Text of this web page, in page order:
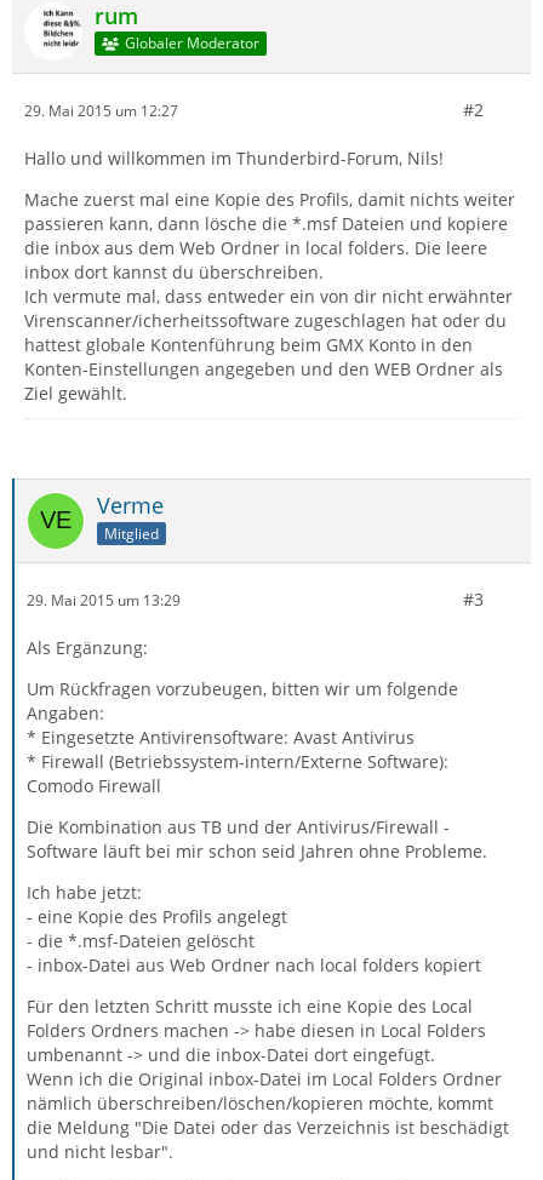
rum
Globaler Moderator
29. Mai 2015 um 12:27 #2
Hallo und willkommen im Thunderbird-Forum, Nils!
Mache zuerst mal eine Kopie des Profils, damit nichts weiter
passieren kann, dann lösche die *.msf Dateien und kopiere
die inbox aus dem Web Ordner in local folders. Die leere
inbox dort kannst du überschreiben.
Ich vermute mal, dass entweder ein von dir nicht erwähnter
Virenscanner/icherheitssoftware zugeschlagen hat oder du
hattest globale Kontenführung beim GMX Konto in den
Konten-Einstellungen angegeben und den WEB Ordner als
Ziel gewählt.
Verme
Mitglied
29. Mai 2015 um 13:29 #3
Als Ergänzung:
Um Rückfragen vorzubeugen, bitten wir um folgende
Angaben:
* Eingesetzte Antivirensoftware: Avast Antivirus
* Firewall (Betriebssystem-intern/Externe Software):
Comodo Firewall
Die Kombination aus TB und der Antivirus/Firewall -
Software läuft bei mir schon seid Jahren ohne Probleme.
Ich habe jetzt:
- eine Kopie des Profils angelegt
- die *.msf-Dateien gelöscht
- inbox-Datei aus Web Ordner nach local folders kopiert
Für den letzten Schritt musste ich eine Kopie des Local
Folders Ordners machen -> habe diesen in Local Folders
umbenannt -> und die inbox-Datei dort eingefügt.
Wenn ich die Original inbox-Datei im Local Folders Ordner
nämlich überschreiben/löschen/kopieren möchte, kommt
die Meldung "Die Datei oder das Verzeichnis ist beschädigt
und nicht lesbar".